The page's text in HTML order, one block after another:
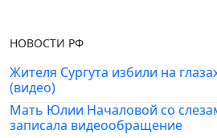
НОВОСТИ РФ
Жителя Сургута избили на
(видео)
Мать Юлии Началовой со
записала видеообращение